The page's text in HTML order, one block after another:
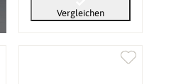
Vergleichen